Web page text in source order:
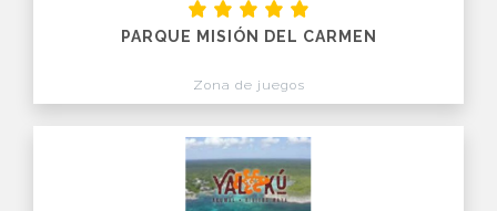
PARQUE MISIÓN DEL CARMEN
Zona de juegos